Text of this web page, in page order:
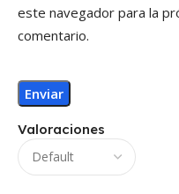
Valoraciones
este navegador para la
comentario.